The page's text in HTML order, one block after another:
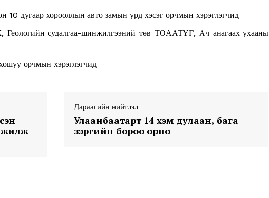
10 дугаар хорооллын авто замын урд хэсэг орчмын хэрэглэгчид
судалгаа-шинжилгээний төв ТӨААТҮГ, Ач анагаах ухааны
орчмын хэрэглэгчид
Дараагийн нийтлэл
Улаанбаатарт 14 хэм дулаан, бага
зэргийн бороо орно